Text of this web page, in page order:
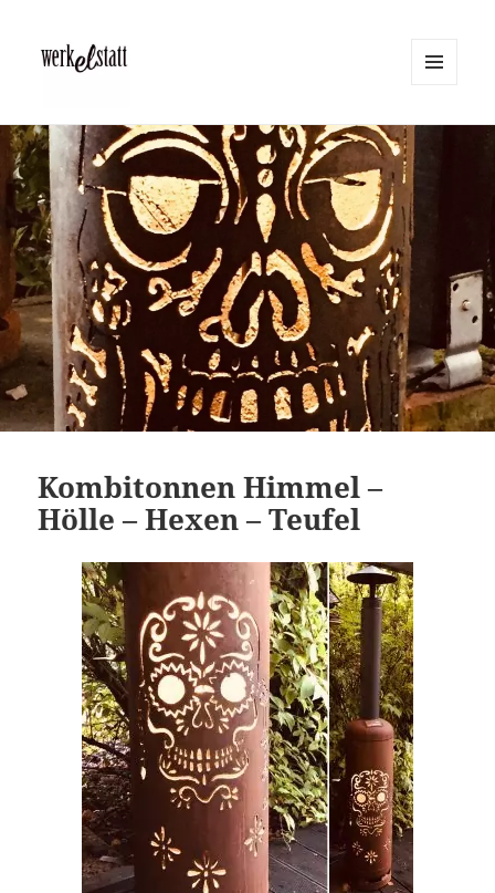
Werkelstatt
WIDGETS
Kombitonnen Himmel –
Hölle – Hexen – Teufel